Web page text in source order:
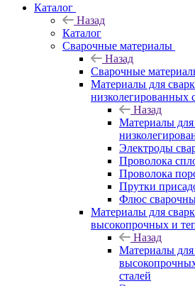
Каталог
Назад
Каталог
Сварочные материалы
Назад
Сварочные
Материалы для
низколегированных
Назад
Материалы для
Электроды
Проволока
Проволока
Прутки
Флюс
Материалы для
высокопрочных и
Назад
Материалы
сталей